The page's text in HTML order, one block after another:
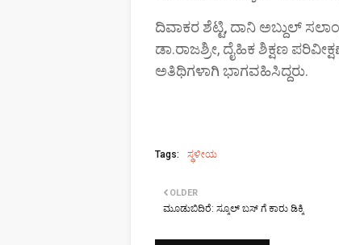
ದಿವಾಕರ ಶೆಟ್ಟಿ, ದಾನಿ ಅಬ್ದುಲ್ ಸಲಾಂ,
ಡಾ.ರಾಜಶ್ರೀ, ದೈಹಿಕ ಶಿಕ್ಷಣ
ಅತಿಥಿಗಳಾಗಿ ಭಾಗವಹಿಸಿದ್ದರು.
Tags: ಸ್ಥಳೀಯ
OLDER
ಮೂಡುಬಿದಿರೆ: ಸ್ಕೂಲ್ ಬಸ್ ಗೆ ಕಾರು ಡಿಕ್ಕಿ